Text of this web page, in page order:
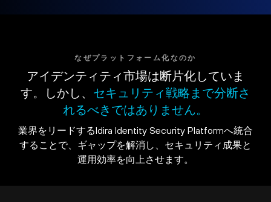
なぜプラットフォーム化なのか
アイデンティティ市場は断片化していま
す。しかし、 セキュリティ戦略まで分断さ
れるべきではありません。
業界をリードするIdira Identity Security Platformへ統合
することで、ギャップを解消し、セキュリティ成果と
運用効率を向上させます。